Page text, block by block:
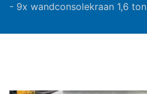
- 9x wandconsolekraan 1,6 ton